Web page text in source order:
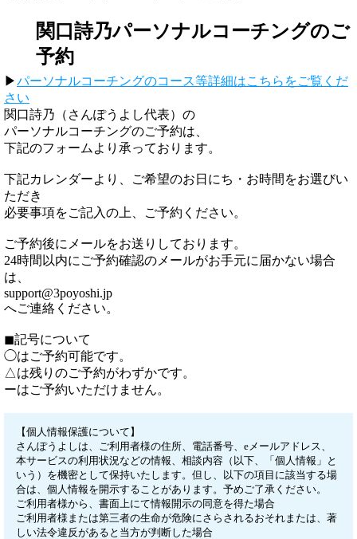
関口詩乃パーソナルコーチングのご
予約
▶︎パーソナルコーチングのコース等詳細はこちらをご覧くだ
さい
関口詩乃（さんぽうよし代表）の
パーソナルコーチングのご予約は、
下記のフォームより承っております。
下記カレンダーより、ご希望のお日にち・お時間をお選びい
ただき
必要事項をご記入の上、ご予約ください。
ご予約後にメールをお送りしております。
24時間以内にご予約確認のメールがお手元に届かない場合
は、
support@3poyoshi.jp
へご連絡ください。
◼︎記号について
◯はご予約可能です。
△は残りのご予約がわずかです。
ーはご予約いただけません。
【個人情報保護について】
さんぽうよしは、ご利用者様の住所、電話番号、eメールアドレス、
本サービスの利用状況などの情報、相談内容（以下、「個人情報」と
いう）を機密として保持いたします。但し、以下の項目に該当する場
合は、個人情報を開示することがあります。予めご了承ください。
ご利用者様から、書面上にて情報開示の同意を得た場合
ご利用者様または第三者の生命が危険にさらされるおそれまたは、著
しい法令違反があると当方が判断した場合